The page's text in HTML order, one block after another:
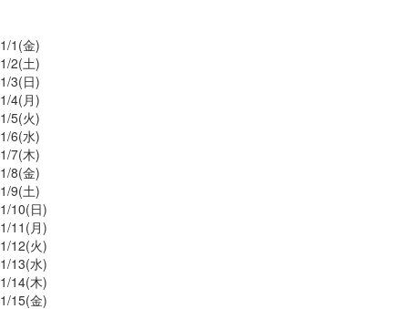
1/1 (金)
1/2(土)
1/3(日)
1/4(月)
1/5(火)
1/6(水)
1/7(木)
1/8(金)
1/9(土)
1/10(日)
1/11 (月)
1/12(火)
1/13(水)
1/14(木)
1/15(金)